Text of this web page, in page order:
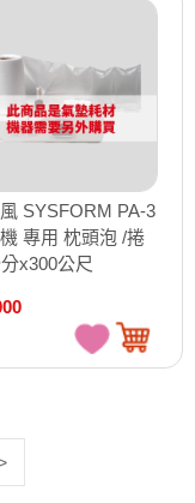
SYSFORM PA-3
專用 枕頭泡 /捲
x300公尺